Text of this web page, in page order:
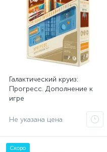
Галактический круиз:
Прогресс. Дополнение к
игре
Не указана цена
Скоро